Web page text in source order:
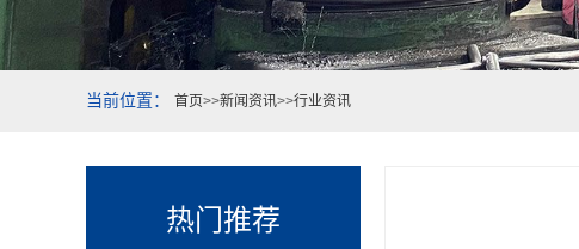
当前位置： 首页>>新闻资讯>>行业资讯
热门推荐